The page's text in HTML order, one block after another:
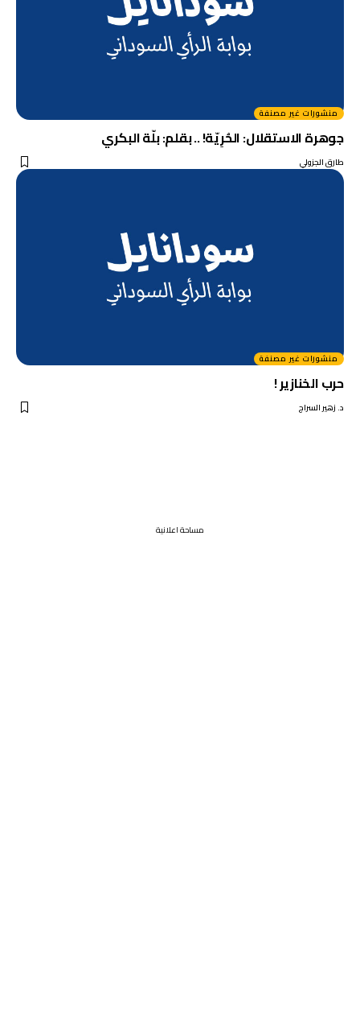
منشورات غير مصنفة
جوهرة الاستقلال: الحُرِيّة! .. بقلم: بلّة البكري
طارق الجزولي
منشورات غير مصنفة
حرب الخنازير !
د. زهير السراج
مساحة اعلانية